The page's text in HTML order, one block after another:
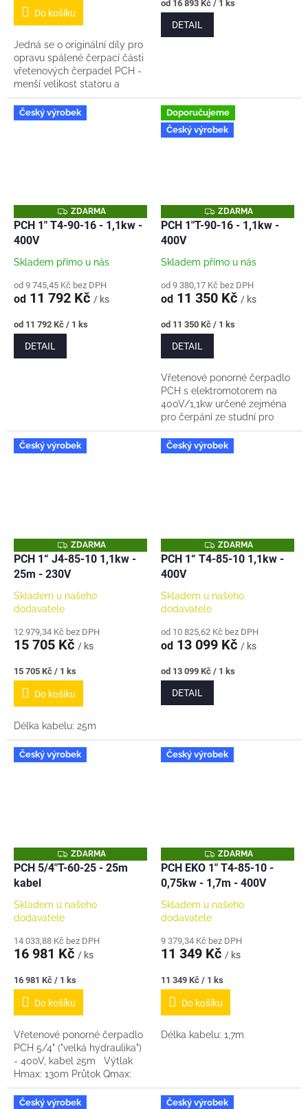
Do košíku
Jedná se o originální díly pro
opravu spálené čerpací části
vřetenových čerpadel PCH -
menší velikost statoru a
vřetene. (10-8) Sada od nás
obsahuje: 1x originální stator...
Měrná
cena:
od 16 893 Kč / 1 ks
DETAIL
Český výrobek
Z
D
A
A
ZDARMA
PCH 1" T4-90-16 - 1,1kw -
400V
Skladem přímo u nás
od 9 745,45 Kč bez DPH
od 11 792 Kč / ks
Měrná
cena:
od 11 792 Kč / 1 ks
DETAIL
Doporučujeme
Český výrobek
Z
D
A
A
ZDARMA
PCH 1"T-90-16 - 1,1kw -
400V
Skladem přímo u nás
od 9 380,17 Kč bez DPH
od 11 350 Kč / ks
Měrná
cena:
od 11 350 Kč / 1 ks
DETAIL
Vřetenové ponorné čerpadlo
PCH s elektromotorem na
400V/1,1kw určené zejména
pro čerpání ze studní pro
dodávku vody do rodinných
domů, chat ve spojení s
domácí vodárnou....
Český výrobek
Z
D
A
R
A
ZDARMA
PCH 1“ J4-85-10 1,1kw -
25m - 230V
Skladem u našeho
dodavatele
12 979,34 Kč bez DPH
15 705 Kč / ks
Měrná
cena:
15 705 Kč / 1 ks
Do košíku
Délka kabelu: 25m
Český výrobek
Z
D
A
A
ZDARMA
PCH 1“ T4-85-10 1,1kw -
400V
Skladem u našeho
dodavatele
od 10 825,62 Kč bez DPH
od 13 099 Kč / ks
Měrná
cena:
od 13 099 Kč / 1 ks
DETAIL
Český výrobek
Z
D
A
A
ZDARMA
PCH 5/4"T-60-25 - 25m
kabel
Skladem u našeho
dodavatele
14 033,88 Kč bez DPH
16 981 Kč / ks
Měrná
cena:
16 981 Kč / 1 ks
Do košíku
Vřetenové ponorné čerpadlo
PCH 5/4" ("velká hydraulika")
- 400V, kabel 25m Výtlak
Hmax: 130m Průtok Qmax:
5,1m3/hod Výstupní závit:
5/4" Samostatná...
Český výrobek
Z
D
R
M
A
ZDARMA
PCH EKO 1" T4-85-10 -
0,75kw - 1,7m - 400V
Skladem u našeho
dodavatele
9 379,34 Kč bez DPH
11 349 Kč / ks
Měrná
cena:
11 349 Kč / 1 ks
Do košíku
Délka kabelu: 1,7m
Český výrobek Český výrobek